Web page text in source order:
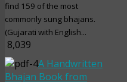
find 159 of the most
commonly sung bhajans.
(Gujarati with English...
8,039
A Handwritten
Bhajan Book from